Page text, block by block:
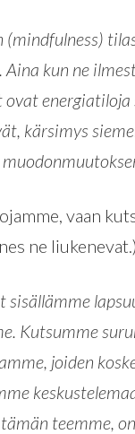
kun ne
ovat
kärsimys
vaan
ne liukenevat.)
sisällämme
Kutsumme
joiden
teemme,